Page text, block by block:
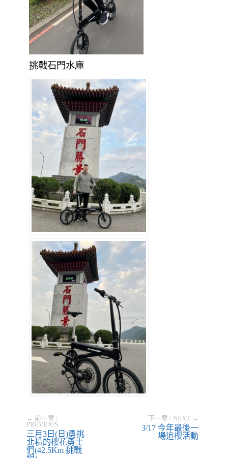
挑戰石門水庫
← 前一章 /
PREVIOUS
三月3日(日)勇挑
北橫的櫻花勇士
們(42.5Km 挑戰
下一章 / NEXT →
3/17 今年最後一
場追櫻活動